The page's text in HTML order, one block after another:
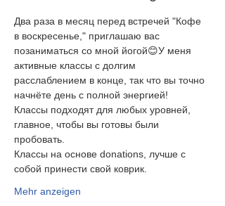
Два раза в месяц перед встречей "Кофе
в воскресенье," приглашаю вас
позаниматься со мной йогой😊У меня
активные классы с долгим
расслаблением в конце, так что вы точно
начнёте день с полной энергией!
Классы подходят для любых уровней,
главное, чтобы вы готовы были
пробовать.
Классы на основе donations, лучше с
собой принести свой коврик.
Mehr anzeigen